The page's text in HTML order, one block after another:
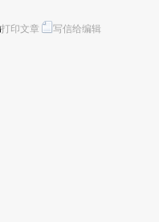
打印文章 写信给编辑